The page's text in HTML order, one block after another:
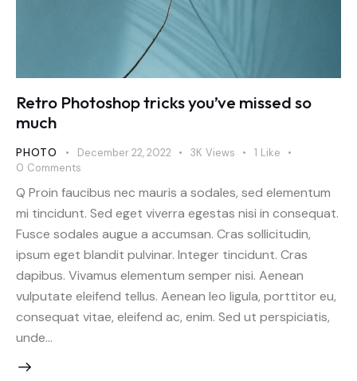
Retro Photoshop tricks you’ve missed so
much
PHOTO December 22, 2022 3K Views 1 Like
0 Comments
Q Proin faucibus nec mauris a sodales, sed elementum
mi tincidunt. Sed eget viverra egestas nisi in consequat.
Fusce sodales augue a accumsan. Cras sollicitudin,
ipsum eget blandit pulvinar. Integer tincidunt. Cras
dapibus. Vivamus elementum semper nisi. Aenean
vulputate eleifend tellus. Aenean leo ligula, porttitor eu,
consequat vitae, eleifend ac, enim. Sed ut perspiciatis,
unde…